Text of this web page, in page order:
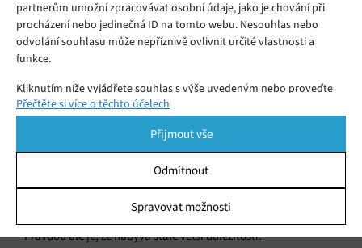
partnerům umožní zpracovávat osobní údaje, jako je chování při
procházení nebo jedinečná ID na tomto webu. Nesouhlas nebo
odvolání souhlasu může nepříznivě ovlivnit určité vlastnosti a
funkce.
Kliknutím níže vyjádřete souhlas s výše uvedeným nebo proveďte
podrobnější rozhodnutí. Vaše volby budou použity pouze na tomto
pomocí přepínačů v Zásadách cookies nebo kliknutím na tlačítko
Spravovat souhlas ve spodní části obrazovky.
Ukládání a/nebo přístup k informacím v zařízení, Porozumění
publiku prostřednictvím statistik nebo kombinací údajů z
Přečtěte si více o těchto účelech
Přijmout vše
Odmítnout
Spravovat možnosti
Hackerská databáze obsahuje již 3,2
miliard e-mailů a hesel, mohou mezi nimi
být i vaše údaje
Bezpečnost na internetu je palčivým problémem již řadu let.
Pravdou ale je, že nabývá stále větší důležitosti.